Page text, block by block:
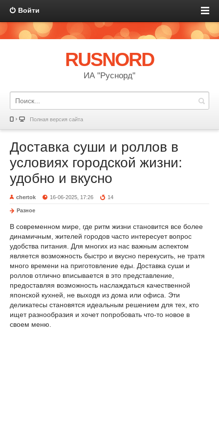
Войти
RUSNORD
ИА "Руснорд"
Полная версия сайта
Доставка суши и роллов в
условиях городской жизни:
удобно и вкусно
chertok 16-06-2025, 17:26 14
Разное
В современном мире, где ритм жизни становится все более
динамичным, жителей городов часто интересует вопрос
удобства питания. Для многих из нас важным аспектом
является возможность быстро и вкусно перекусить, не тратя
много времени на приготовление еды. Доставка суши и
роллов отлично вписывается в это представление,
предоставляя возможность наслаждаться качественной
японской кухней, не выходя из дома или офиса. Эти
деликатесы становятся идеальным решением для тех, кто
ищет разнообразия и хочет попробовать что-то новое в
своем меню.